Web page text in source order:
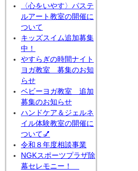
〈心をいやす〉パステ
ルアート教室の開催に
ついて
キッズスイム追加募集
中！
やすらぎの時間ナイト
ヨガ教室 募集のお知
らせ
ベビーヨガ教室 追加
募集のお知らせ
ハンドケア＆ジェルネ
イル体験教室の開催に
ついて💅
令和８年度相談事業
NGKスポーツプラザ除
幕セレモニー！